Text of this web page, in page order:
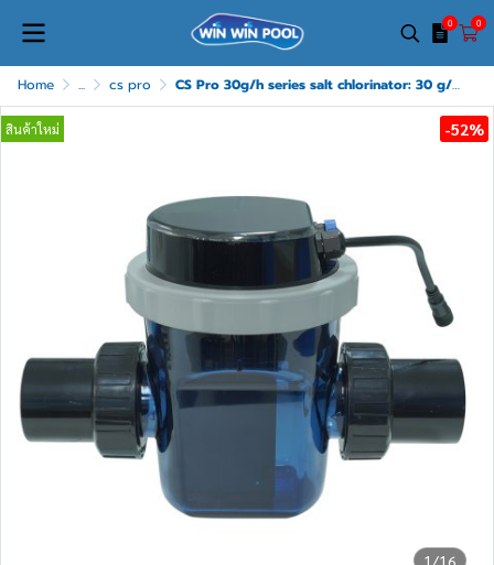
0 0
Home ... cs pro CS Pro 30g/h series salt chlorinator: 30 g/hr For Pool ≤ 135 คิว(m³)
1/16
สินค้าใหม่ -52%